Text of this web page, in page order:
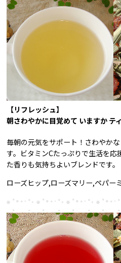
【リフレッシュ】
朝さわやかに目覚めて いますか テ
毎朝の元気をサポート！さわやか
す。ビタミンCたっぷりで生活を応
た香りも気持ちよいブレンドです。
ローズヒップ,ローズマリー,ペパー